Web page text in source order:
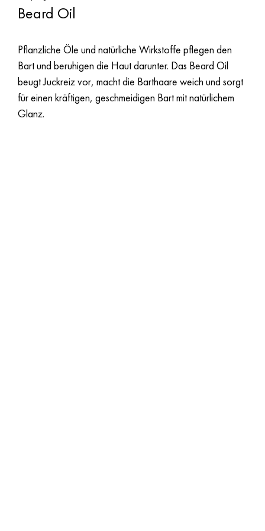
Beard Oil
Pflanzliche Öle und natürliche Wirkstoffe pflegen den
Bart und beruhigen die Haut darunter. Das Beard Oil
beugt Juckreiz vor, macht die Barthaare weich und sorgt
für einen kräftigen, geschmeidigen Bart mit natürlichem
Glanz.